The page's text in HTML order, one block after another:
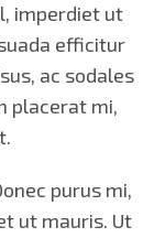
imperdiet ut
efficitur
ac sodales
placerat mi,
purus mi,
ut mauris. Ut